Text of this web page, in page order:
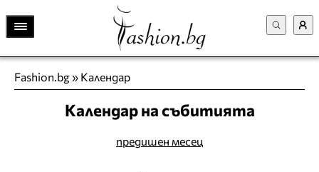
Fashion.bg» Календар
Календар на събитията
предишен месец